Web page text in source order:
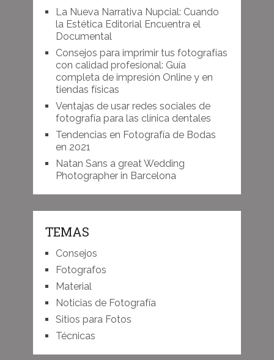
La Nueva Narrativa Nupcial: Cuando
la Estética Editorial Encuentra el
Documental
Consejos para imprimir tus fotografías
con calidad profesional: Guía
completa de impresión Online y en
tiendas físicas
Ventajas de usar redes sociales de
fotografía para las clínica dentales
Tendencias en Fotografía de Bodas
en 2021
Natan Sans a great Wedding
Photographer in Barcelona
TEMAS
Consejos
Fotografos
Material
Noticias de Fotografía
Sitios para Fotos
Técnicas